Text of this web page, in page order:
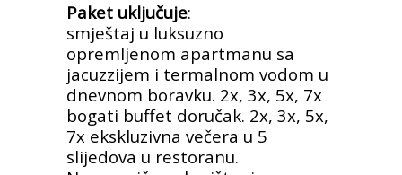
Paket uključuje:
smještaj u luksuzno
opremljenom apartmanu sa
jacuzzijem i termalnom vodom u
dnevnom boravku. 2x, 3x, 5x, 7x
bogati buffet doručak. 2x, 3x, 5x,
7x ekskluzivna večera u 5
slijedova u restoranu.